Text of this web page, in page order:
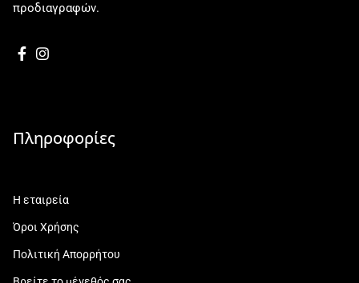
προδιαγραφών.
Πληροφορίες
Η εταιρεία
Όροι Χρήσης
Πολιτική Απορρήτου